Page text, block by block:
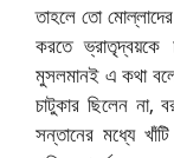
তাহলে তো
করতে ভ্রাতৃদ্বয়কে
মুসলমানই এ কথা বলে
চাটুকার ছিলেন
সন্তানের মধ্যে